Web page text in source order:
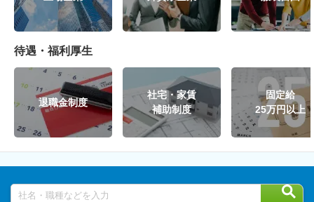
待遇・福利厚生
退職金制度
社宅・家賃
補助制度
固定給
25万円以上
社名・職種などを入力